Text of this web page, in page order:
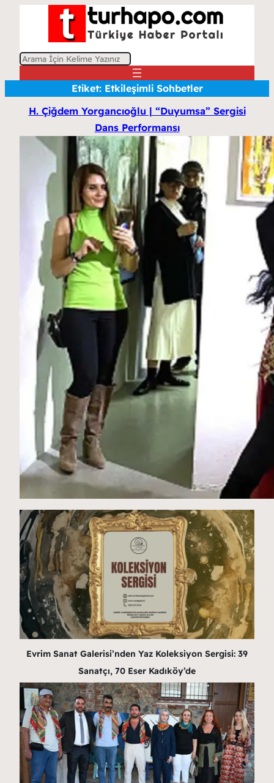
A
Etiket: Etkileşimli Sohbetler
H. Çiğdem Yorgancıoğlu | “Duyumsa” Sergisi
Dans Performansı
Evrim Sanat Galerisi’nden Yaz Koleksiyon Sergisi: 39
Sanatçı, 70 Eser Kadıköy’de